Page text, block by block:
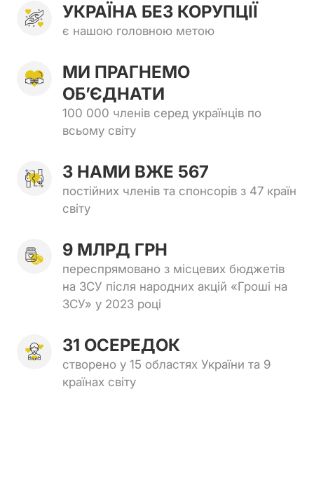
УКРАЇНА БЕЗ КОРУПЦІЇ
є нашою головною метою
МИ ПРАГНЕМО
ОБʼЄДНАТИ
100 000 членів серед українців по
всьому світу
З НАМИ ВЖЕ 567
постійних членів та спонсорів з 47 країн
світу
9 МЛРД ГРН
переспрямовано з місцевих бюджетів
на ЗСУ після народних акцій «Гроші на
ЗСУ» у 2023 році
31 ОСЕРЕДОК
створено у 15 областях України та 9
країнах світу